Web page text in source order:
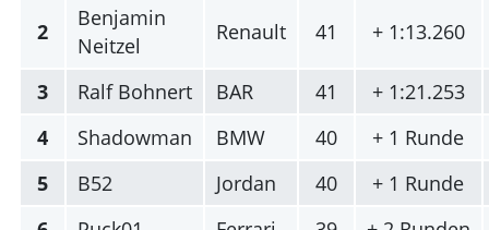
2
Benjamin
Neitzel
Renault 41 + 1:13.260
3 Ralf Bohnert BAR 41
+ 1:21.253
4
Shadowman BMW 40
+ 1 Runde
5
B52 Jordan 40
+ 1 Runde